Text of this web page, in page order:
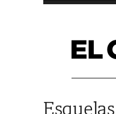
Esquelas